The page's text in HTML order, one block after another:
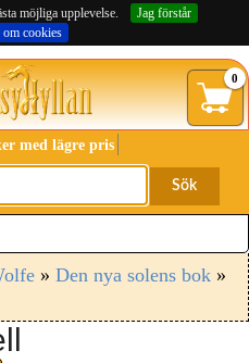
möjliga upplevelse.
Jag förstår
om cookies
0
med lägre pris
Sök
» Den nya solens bok »